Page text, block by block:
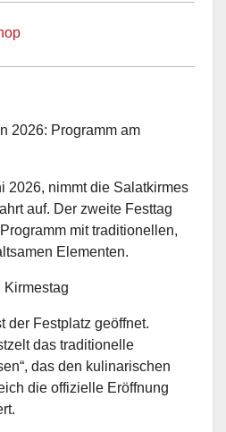
2026: Programm am
2026, nimmt die Salatkirmes
auf. Der zweite Festtag
mit traditionellen,
Elementen.
Kirmestag
der Festplatz geöffnet.
das traditionelle
das den kulinarischen
die offizielle Eröffnung